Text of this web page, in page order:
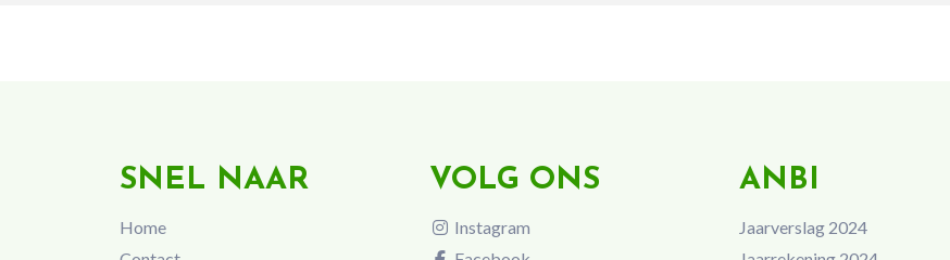
SNEL NAAR
Home
VOLG ONS
Instagram
ANBI
Jaarverslag 2024